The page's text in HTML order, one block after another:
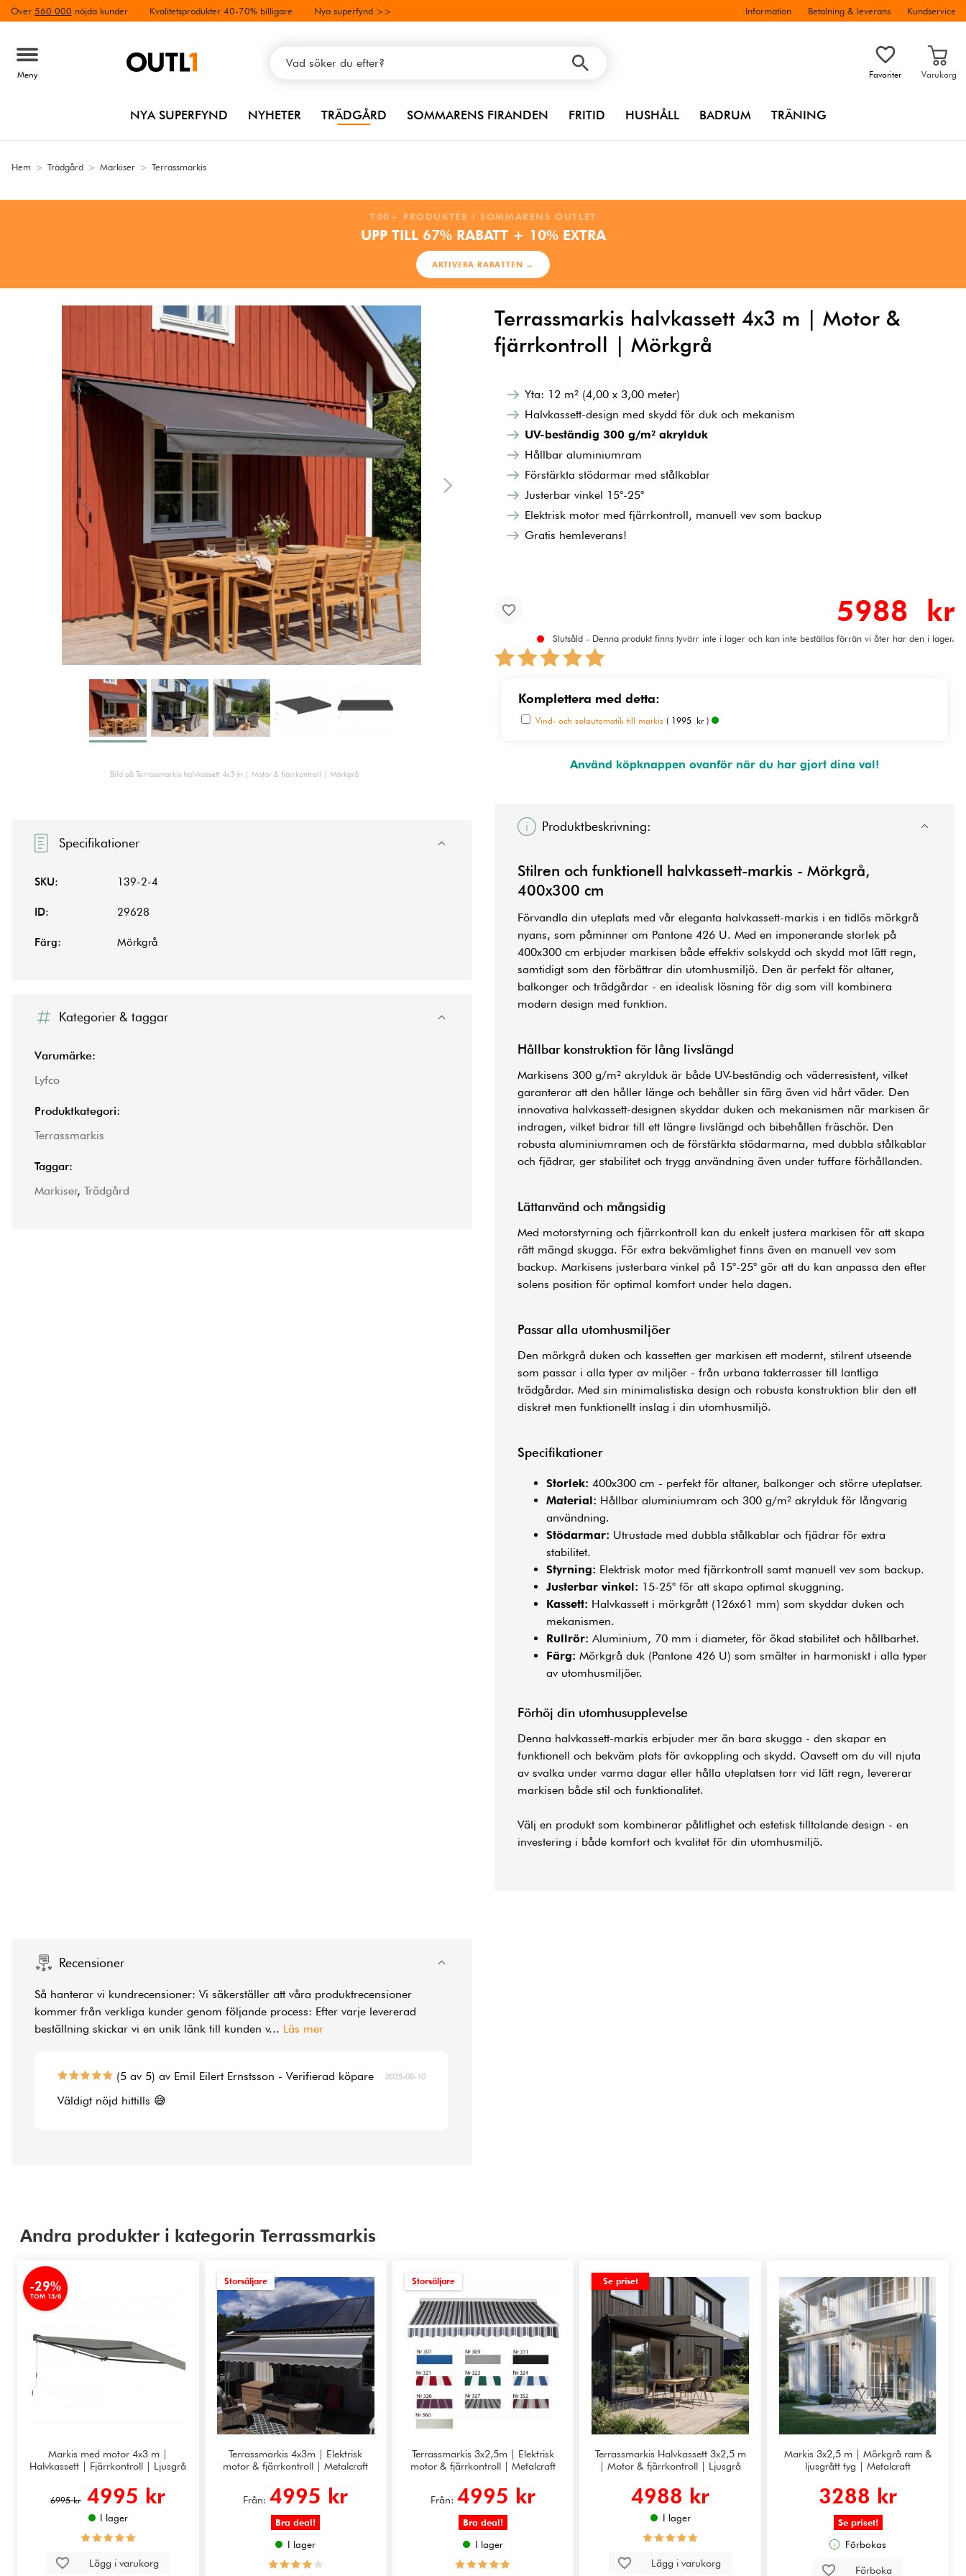
Över 560 000 nöjda kunder Kvalitetsprodukter 40-70% billigare Nya superfynd >> Information Betalning & leverans Kundservice
Meny Favoriter Varukorg
NYA SUPERFYND NYHETER TRÄDGÅRD SOMMARENS FIRANDEN FRITID HUSHÅLL BADRUM TRÄNING
Hem > Trädgård > Markiser > Terrassmarkis
700+ PRODUKTER I SOMMARENS OUTLET
UPP TILL 67% RABATT + 10% EXTRA
AKTIVERA RABATTEN →
Terrassmarkis halvkassett 4x3 m | Motor &
fjärrkontroll | Mörkgrå
Bild på Terrassmarkis halvkassett 4x3 m | Motor & fjärrkontroll | Mörkgrå
Yta: 12 m² (4,00 x 3,00 meter)
Halvkassett-design med skydd för duk och mekanism
UV-beständig 300 g/m² akrylduk
Hållbar aluminiumram
Förstärkta stödarmar med stålkablar
Justerbar vinkel 15°-25°
Elektrisk motor med fjärrkontroll, manuell vev som backup
Gratis hemleverans!
5988 kr
Slutsåld - Denna produkt finns tyvärr inte i lager och kan inte beställas förrän vi åter har den i lager.
Komplettera med detta:
Vind- och solautomatik till markis ( 1995 kr )
Använd köpknappen ovanför när du har gjort dina val!
Produktbeskrivning:
Stilren och funktionell halvkassett-markis - Mörkgrå,
400x300 cm
Förvandla din uteplats med vår eleganta halvkassett-markis i en tidlös mörkgrå
nyans, som påminner om Pantone 426 U. Med en imponerande storlek på
400x300 cm erbjuder markisen både effektiv solskydd och skydd mot lätt regn,
samtidigt som den förbättrar din utomhusmiljö. Den är perfekt för altaner,
balkonger och trädgårdar - en idealisk lösning för dig som vill kombinera
modern design med funktion.
Hållbar konstruktion för lång livslängd
Markisens 300 g/m² akrylduk är både UV-beständig och väderresistent, vilket
garanterar att den håller länge och behåller sin färg även vid hårt väder. Den
innovativa halvkassett-designen skyddar duken och mekanismen när markisen är
indragen, vilket bidrar till ett längre livslängd och bibehållen fräschör. Den
robusta aluminiumramen och de förstärkta stödarmarna, med dubbla stålkablar
och fjädrar, ger stabilitet och trygg användning även under tuffare förhållanden.
Lättanvänd och mångsidig
Med motorstyrning och fjärrkontroll kan du enkelt justera markisen för att skapa
rätt mängd skugga. För extra bekvämlighet finns även en manuell vev som
backup. Markisens justerbara vinkel på 15°-25° gör att du kan anpassa den efter
solens position för optimal komfort under hela dagen.
Passar alla utomhusmiljöer
Den mörkgrå duken och kassetten ger markisen ett modernt, stilrent utseende
som passar i alla typer av miljöer - från urbana takterrasser till lantliga
trädgårdar. Med sin minimalistiska design och robusta konstruktion blir den ett
diskret men funktionellt inslag i din utomhusmiljö.
Specifikationer
Storlek: 400x300 cm - perfekt för altaner, balkonger och större uteplatser.
Material: Hållbar aluminiumram och 300 g/m² akrylduk för långvarig
användning.
Stödarmar: Utrustade med dubbla stålkablar och fjädrar för extra
stabilitet.
Styrning: Elektrisk motor med fjärrkontroll samt manuell vev som backup.
Justerbar vinkel: 15-25° för att skapa optimal skuggning.
Kassett: Halvkassett i mörkgrått (126x61 mm) som skyddar duken och
mekanismen.
Rullrör: Aluminium, 70 mm i diameter, för ökad stabilitet och hållbarhet.
Färg: Mörkgrå duk (Pantone 426 U) som smälter in harmoniskt i alla typer
av utomhusmiljöer.
Förhöj din utomhusupplevelse
Denna halvkassett-markis erbjuder mer än bara skugga - den skapar en
funktionell och bekväm plats för avkoppling och skydd. Oavsett om du vill njuta
av svalka under varma dagar eller hålla uteplatsen torr vid lätt regn, levererar
markisen både stil och funktionalitet.
Välj en produkt som kombinerar pålitlighet och estetisk tilltalande design - en
investering i både komfort och kvalitet för din utomhusmiljö.
Specifikationer
SKU: 139-2-4
ID: 29628
Färg: Mörkgrå
Kategorier & taggar
Varumärke:
Lyfco
Produktkategori:
Terrassmarkis
Taggar:
Markiser, Trädgård
Recensioner
Så hanterar vi kundrecensioner: Vi säkerställer att våra produktrecensioner
kommer från verkliga kunder genom följande process: Efter varje levererad
beställning skickar vi en unik länk till kunden v... Läs mer
(5 av 5) av Emil Eilert Ernstsson - Verifierad köpare 2025-08-10
Väldigt nöjd hittills 😅
Andra produkter i kategorin Terrassmarkis
-29%
TOM 13/8
Markis med motor 4x3 m |
Halvkassett | Fjärrkontroll | Ljusgrå
6995 kr 4995 kr
I lager
Lägg i varukorg
Storsäljare
Terrassmarkis 4x3m | Elektrisk
motor & fjärrkontroll | Metalcraft
Från:4995 kr
Bra deal!
I lager
Storsäljare
Terrassmarkis 3x2,5m | Elektrisk
motor & fjärrkontroll | Metalcraft
Från: 4995 kr
Bra deal!
I lager
Se priset
Terrassmarkis Halvkassett 3x2,5 m
| Motor & fjärrkontroll | Ljusgrå
4988 kr
I lager
Lägg i varukorg
Markis 3x2,5 m | Mörkgrå ram &
ljusgrått tyg | Metalcraft
3288 kr
Se priset!
Förbokas
Förboka